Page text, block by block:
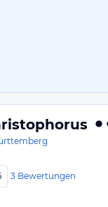
3 Bewertungen